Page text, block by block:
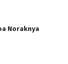
Noraknya